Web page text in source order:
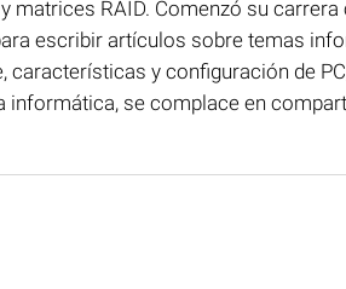
matrices RAID. Comenzó su carrera
escribir artículos sobre temas
y configuración de
informática, se complace en